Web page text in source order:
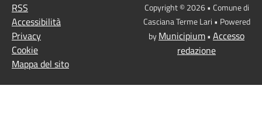
RSS
Accessibilità
Privacy
Cookie
Mappa del sito
Copyright © 2026 • Comune di
Casciana Terme Lari • Powered
byMunicipium• Accesso
redazione